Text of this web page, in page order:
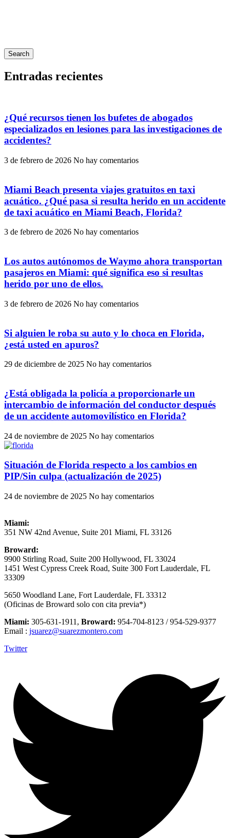
Search
Entradas recientes
¿Qué recursos tienen los bufetes de abogados
especializados en lesiones para las investigaciones de
accidentes?
3 de febrero de 2026 No hay comentarios
Miami Beach presenta viajes gratuitos en taxi
acuático. ¿Qué pasa si resulta herido en un accidente
de taxi acuático en Miami Beach, Florida?
3 de febrero de 2026 No hay comentarios
Los autos autónomos de Waymo ahora transportan
pasajeros en Miami: qué significa eso si resultas
herido por uno de ellos.
3 de febrero de 2026 No hay comentarios
Si alguien le roba su auto y lo choca en Florida,
¿está usted en apuros?
29 de diciembre de 2025 No hay comentarios
¿Está obligada la policía a proporcionarle un
intercambio de información del conductor después
de un accidente automovilístico en Florida?
24 de noviembre de 2025 No hay comentarios
Situación de Florida respecto a los cambios en
PIP/Sin culpa (actualización de 2025)
24 de noviembre de 2025 No hay comentarios
Miami:
351 NW 42nd Avenue, Suite 201 Miami, FL 33126
Broward:
9900 Stirling Road, Suite 200 Hollywood, FL 33024
1451 West Cypress Creek Road, Suite 300 Fort Lauderdale, FL
33309
5650 Woodland Lane, Fort Lauderdale, FL 33312
(Oficinas de Broward solo con cita previa*)
Miami: 305-631-1911, Broward: 954-704-8123 / 954-529-9377
Email : jsuarez@suarezmontero.com
Twitter